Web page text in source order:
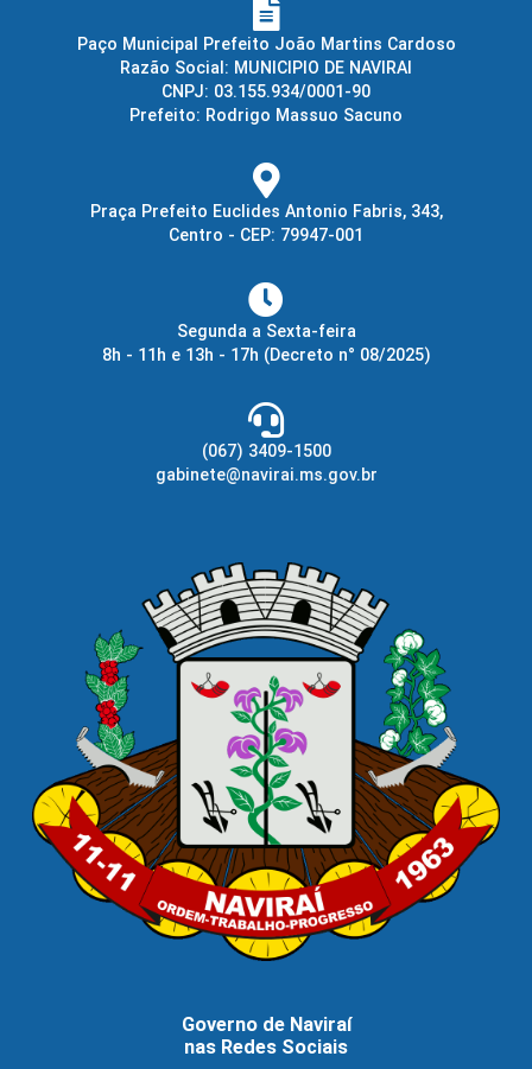
Paço Municipal Prefeito João Martins Cardoso
Razão Social: MUNICIPIO DE NAVIRAI
CNPJ: 03.155.934/0001-90
Prefeito: Rodrigo Massuo Sacuno
Praça Prefeito Euclides Antonio Fabris, 343,
Centro - CEP: 79947-001
Segunda a Sexta-feira
8h - 11h e 13h - 17h (Decreto n° 08/2025)
(067) 3409-1500
gabinete@navirai.ms.gov.br
Governo de Naviraí
nas Redes Sociais